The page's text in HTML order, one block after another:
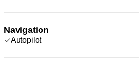
Navigation
Autopilot